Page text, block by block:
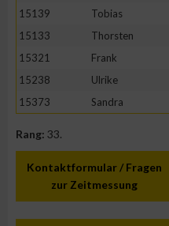
15139
Tobias
15133
Thorsten
15321
Frank
15238
Ulrike
15373
Sandra
Rang: 33.
Kontaktformular / Fragen
zur Zeitmessung
Performance
Werbung